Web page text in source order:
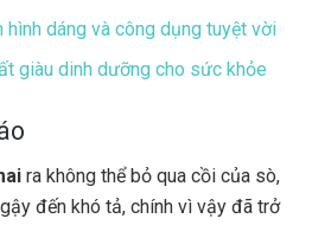
dáng và công dụng tuyệt vời
giàu dinh dưỡng cho sức khỏe
ra không thể bỏ qua cồi của sò,
đến khó tả, chính vì vậy đã trở